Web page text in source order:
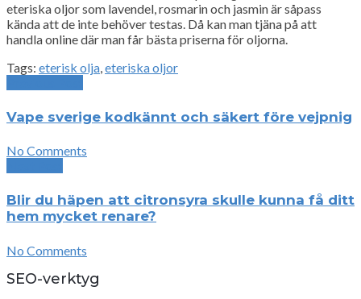
eteriska oljor som lavendel, rosmarin och jasmin är såpass
kända att de inte behöver testas. Då kan man tjäna på att
handla online där man får bästa priserna för oljorna.
Tags: eterisk olja,eteriska oljor
Vape sverige kodkännt och säkert före vejpnig
No Comments
Blir du häpen att citronsyra skulle kunna få ditt
hem mycket renare?
No Comments
SEO-verktyg